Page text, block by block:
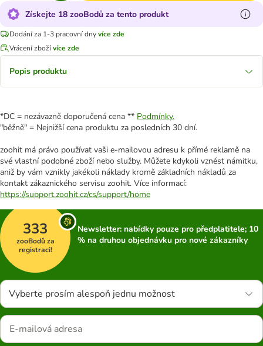
Získejte 18 zooBodů za tento produkt
Dodání za 1-3 pracovní dnyvíce zde
Vrácení zbožívíce zde
Popis produktu
*DC = nezávazně doporučená cena ** Podmínky.
"běžně" = Nejnižší cena produktu za posledních 30 dní.
zoohit má právo používat vaši e-mailovou adresu k přímé reklamě na
své vlastní podobné zboží nebo služby. Můžete kdykoli vznést námitku,
aniž by vám vznikly jakékoli náklady kromě základních nákladů za
kontakt zákaznického servisu zoohit. Více informací:
https://support.zoohit.cz/cs/support/home
333
zooBodů za
registraci!
Newsletter: nabídky pouze pro předplatitele; 10
% na druhou objednávku pro nové zákazníky
Vyberte prosím alespoň jednu možnost